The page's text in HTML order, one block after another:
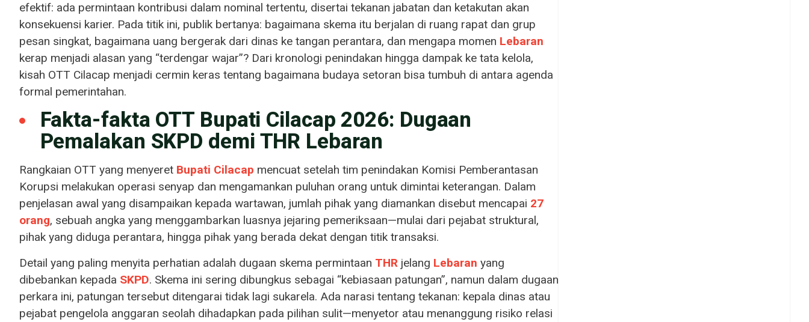
efektif: ada permintaan kontribusi dalam nominal tertentu, disertai tekanan jabatan dan ketakutan akan
konsekuensi karier. Pada titik ini, publik bertanya: bagaimana skema itu berjalan di ruang rapat dan grup
pesan singkat, bagaimana uang bergerak dari dinas ke tangan perantara, dan mengapa momen Lebaran
kerap menjadi alasan yang “terdengar wajar”? Dari kronologi penindakan hingga dampak ke tata kelola,
kisah OTT Cilacap menjadi cermin keras tentang bagaimana budaya setoran bisa tumbuh di antara agenda
formal pemerintahan.
Fakta-fakta OTT Bupati Cilacap 2026: Dugaan
Pemalakan SKPD demi THR Lebaran
Rangkaian OTT yang menyeret Bupati Cilacap mencuat setelah tim penindakan Komisi Pemberantasan
Korupsi melakukan operasi senyap dan mengamankan puluhan orang untuk dimintai keterangan. Dalam
penjelasan awal yang disampaikan kepada wartawan, jumlah pihak yang diamankan disebut mencapai 27
orang, sebuah angka yang menggambarkan luasnya jejaring pemeriksaan—mulai dari pejabat struktural,
pihak yang diduga perantara, hingga pihak yang berada dekat dengan titik transaksi.
Detail yang paling menyita perhatian adalah dugaan skema permintaan THR jelang Lebaran yang
dibebankan kepada SKPD. Skema ini sering dibungkus sebagai “kebiasaan patungan”, namun dalam dugaan
perkara ini, patungan tersebut ditengarai tidak lagi sukarela. Ada narasi tentang tekanan: kepala dinas atau
pejabat pengelola anggaran seolah dihadapkan pada pilihan sulit—menyetor atau menanggung risiko relasi